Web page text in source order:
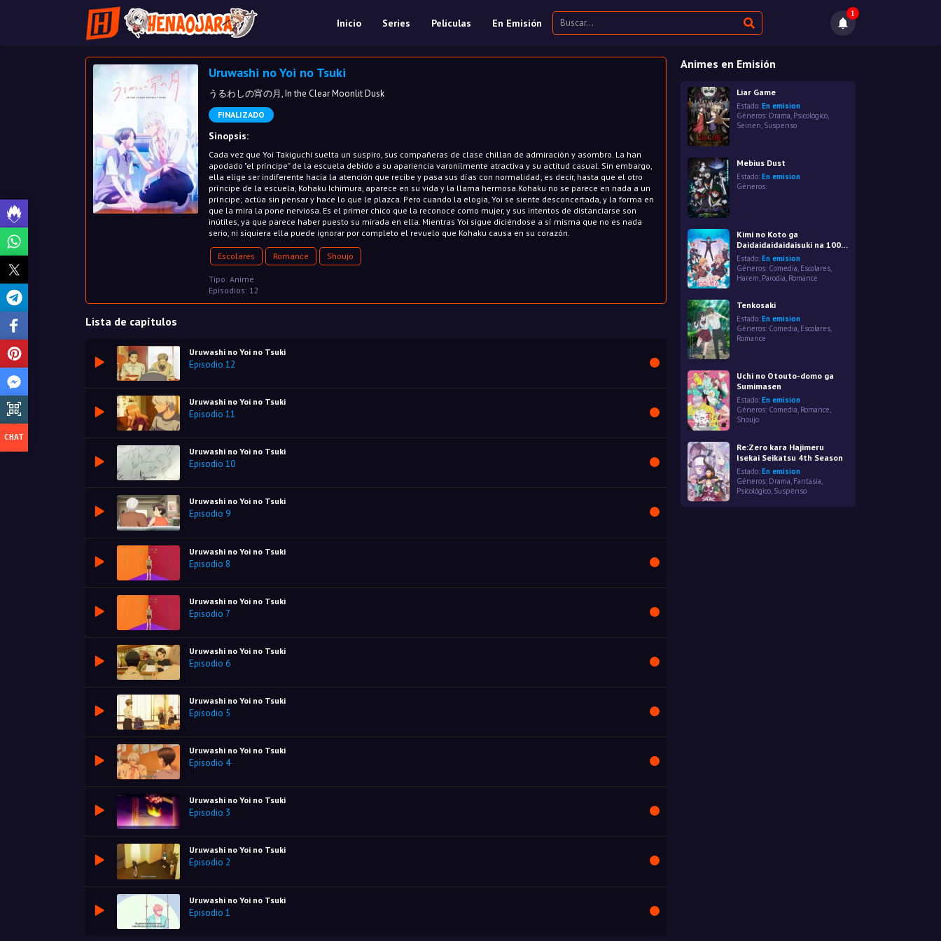
Inicio Series Películas En Emisión
1
Uruwashi no Yoi no Tsuki
うるわしの宵の月, In the Clear Moonlit Dusk
FINALIZADO
Sinopsis:
Cada vez que Yoi Takiguchi suelta un suspiro, sus compañeras de clase chillan de admiración y asombro. La han
apodado "el príncipe" de la escuela debido a su apariencia varonilmente atractiva y su actitud casual. Sin embargo,
ella elige ser indiferente hacia la atención que recibe y pasa sus días con normalidad; es decir, hasta que el otro
príncipe de la escuela, Kohaku Ichimura, aparece en su vida y la llama hermosa.Kohaku no se parece en nada a un
príncipe; actúa sin pensar y hace lo que le plazca. Pero cuando la elogia, Yoi se siente desconcertada, y la forma en
que la mira la pone nerviosa. Es el primer chico que la reconoce como mujer, y sus intentos de distanciarse son
inútiles, ya que parece haber puesto su mirada en ella. Mientras Yoi sigue diciéndose a sí misma que no es nada
serio, ni siquiera ella puede ignorar por completo el revuelo que Kohaku causa en su corazón.
Escolares Romance Shoujo
Tipo: Anime
Episodios: 12
Lista de capítulos
Uruwashi no Yoi no Tsuki
Episodio 12
Uruwashi no Yoi no Tsuki
Episodio 11
Uruwashi no Yoi no Tsuki
Episodio 10
Uruwashi no Yoi no Tsuki
Episodio 9
Uruwashi no Yoi no Tsuki
Episodio 8
Uruwashi no Yoi no Tsuki
Episodio 7
Uruwashi no Yoi no Tsuki
Episodio 6
Uruwashi no Yoi no Tsuki
Episodio 5
Uruwashi no Yoi no Tsuki
Episodio 4
Uruwashi no Yoi no Tsuki
Episodio 3
Uruwashi no Yoi no Tsuki
Episodio 2
Uruwashi no Yoi no Tsuki
Episodio 1
Animes en Emisión
Liar Game
Estado: En emision
Géneros: Drama, Psicológico
Seinen, Suspenso
Mebius Dust
Estado: En emision
Géneros:
Kimi no Koto ga
Daidaidaidaidaisuki na 100-
nin no Kanojo
Estado: En emision
Géneros: Comedia Escolares
Harem Parodia Romance
Tenkosaki
Estado: En emision
Géneros: Comedia, Escolares
Romance
Uchi no Otouto-domo ga
Sumimasen
Estado: En emision
Géneros: Comedia, Romance
Shoujo
Re:Zero kara Hajimeru
Isekai Seikatsu 4th Season
Estado: En emision
Géneros: Drama Fantasía
Psicológico Suspenso